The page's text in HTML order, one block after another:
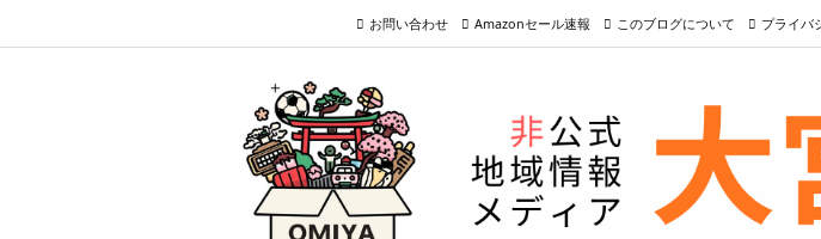
お問い合わせ Amazonセール速報 このブログについて プライバ